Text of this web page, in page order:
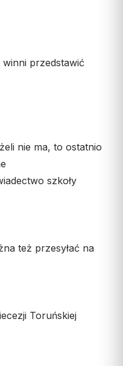
winni przedstawić
nie ma, to ostatnio
szkoły
też przesyłać na
Toruńskiej